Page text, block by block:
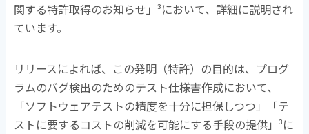
関する特許取得のお知らせ」³において、詳細に説明され
ています。
リリースによれば、この発明（特許）の目的は、プログ
ラムのバグ検出のためのテスト仕様書作成において、
「ソフトウェアテストの精度を十分に担保しつつ」「テ
ストに要するコストの削減を可能にする手段の提供」³に